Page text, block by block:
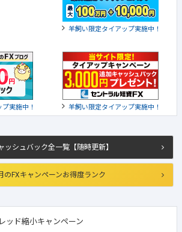
ッシュバック全一覧【随時更新】
のFXキャンペーンお得度ランク
ッド縮小キャンペーン
羊飼い限定タイアップ実施中！
実施中！ 羊飼い限定タイアップ実施中！